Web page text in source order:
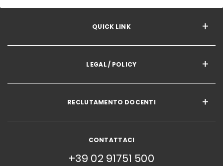
QUICK LINK
LEGAL / POLICY
RECLUTAMENTO DOCENTI
CONTATTACI
+39 02 91751 500